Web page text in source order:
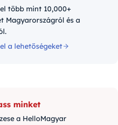
több mint 10,000+
Magyarországról és a
a lehetőségeket
minket
a HelloMagyar